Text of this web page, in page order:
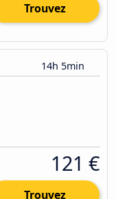
Trouvez
14h 5min
121 €
Trouvez